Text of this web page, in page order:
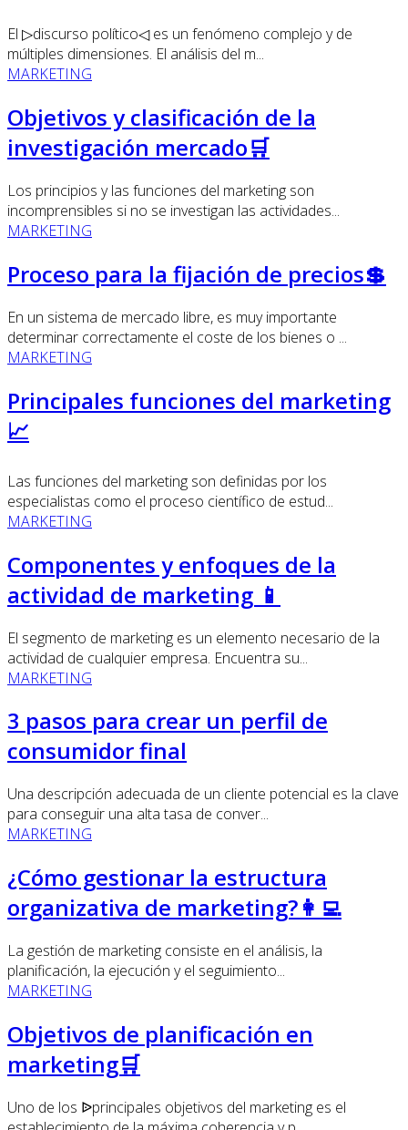
El ▷discurso político◁ es un fenómeno complejo y de
múltiples dimensiones. El análisis del m...
MARKETING
Objetivos y clasificación de la
investigación mercado🛒
Los principios y las funciones del marketing son
incomprensibles si no se investigan las actividades...
MARKETING
Proceso para la fijación de precios💲
En un sistema de mercado libre, es muy importante
determinar correctamente el coste de los bienes o ...
MARKETING
Principales funciones del marketing
📈
Las funciones del marketing son definidas por los
especialistas como el proceso científico de estud...
MARKETING
Componentes y enfoques de la
actividad de marketing 📱
El segmento de marketing es un elemento necesario de la
actividad de cualquier empresa. Encuentra su...
MARKETING
3 pasos para crear un perfil de
consumidor final
Una descripción adecuada de un cliente potencial es la clave
para conseguir una alta tasa de conver...
MARKETING
¿Cómo gestionar la estructura
organizativa de marketing?👩‍💻
La gestión de marketing consiste en el análisis, la
planificación, la ejecución y el seguimiento...
MARKETING
Objetivos de planificación en
marketing🛒
Uno de los ᐉprincipales objetivos del marketing es el